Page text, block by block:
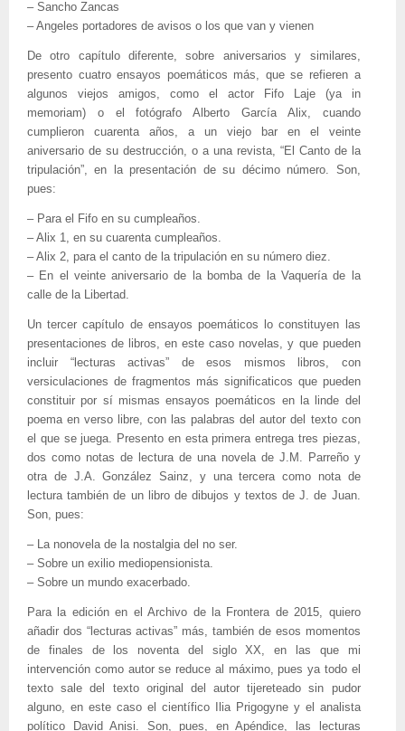
– Sancho Zancas
– Angeles portadores de avisos o los que van y vienen
De otro capítulo diferente, sobre aniversarios y similares,
presento cuatro ensayos poemáticos más, que se refieren a
algunos viejos amigos, como el actor Fifo Laje (ya in
memoriam) o el fotógrafo Alberto García Alix, cuando
cumplieron cuarenta años, a un viejo bar en el veinte
aniversario de su destrucción, o a una revista, “El Canto de la
tripulación”, en la presentación de su décimo número. Son,
pues:
– Para el Fifo en su cumpleaños.
– Alix 1, en su cuarenta cumpleaños.
– Alix 2, para el canto de la tripulación en su número diez.
– En el veinte aniversario de la bomba de la Vaquería de la
calle de la Libertad.
Un tercer capítulo de ensayos poemáticos lo constituyen las
presentaciones de libros, en este caso novelas, y que pueden
incluir “lecturas activas” de esos mismos libros, con
versiculaciones de fragmentos más significaticos que pueden
constituir por sí mismas ensayos poemáticos en la linde del
poema en verso libre, con las palabras del autor del texto con
el que se juega. Presento en esta primera entrega tres piezas,
dos como notas de lectura de una novela de J.M. Parreño y
otra de J.A. González Sainz, y una tercera como nota de
lectura también de un libro de dibujos y textos de J. de Juan.
Son, pues:
– La nonovela de la nostalgia del no ser.
– Sobre un exilio mediopensionista.
– Sobre un mundo exacerbado.
Para la edición en el Archivo de la Frontera de 2015, quiero
añadir dos “lecturas activas” más, también de esos momentos
de finales de los noventa del siglo XX, en las que mi
intervención como autor se reduce al máximo, pues ya todo el
texto sale del texto original del autor tijereteado sin pudor
alguno, en este caso el científico Ilia Prigogyne y el analista
político David Anisi. Son, pues, en Apéndice, las lecturas